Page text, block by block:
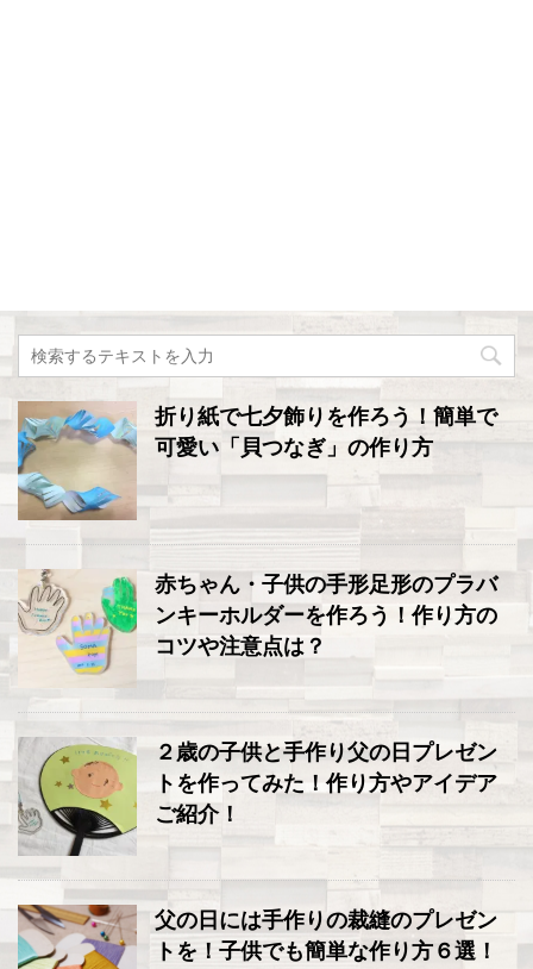
折り紙で七夕飾りを作ろう！簡単で
可愛い「貝つなぎ」の作り方
赤ちゃん・子供の手形足形のプラバ
ンキーホルダーを作ろう！作り方の
コツや注意点は？
２歳の子供と手作り父の日プレゼン
トを作ってみた！作り方やアイデア
ご紹介！
父の日には手作りの裁縫のプレゼン
トを！子供でも簡単な作り方６選！